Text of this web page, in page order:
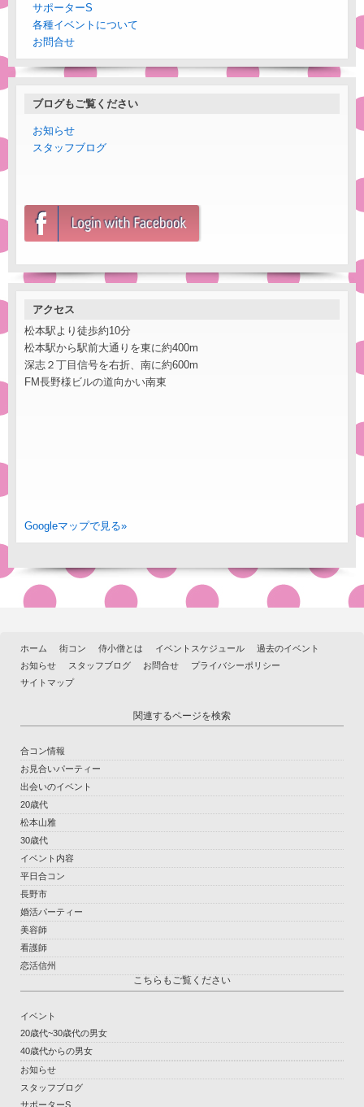
サポーターS
各種イベントについて
お問合せ
ブログもご覧ください
お知らせ
スタッフブログ
アクセス
松本駅より徒歩約10分
松本駅から駅前大通りを東に約400m
深志２丁目信号を右折、南に約600m
FM長野様ビルの道向かい南東
Googleマップで見る»
ホーム 街コン 侍小僧とは イベントスケジュール
過去のイベント
お知らせ
スタッフブログ お問合せ
プライバシーポリシー
サイトマップ
関連するページを検索
合コン情報
お見合いパーティー
出会いのイベント
20歳代
松本山雅
30歳代
イベント内容
平日合コン
長野市
婚活パーティー
美容師
看護師
恋活信州
こちらもご覧ください
イベント
20歳代~30歳代の男女
40歳代からの男女
お知らせ
スタッフブログ
サポーターS